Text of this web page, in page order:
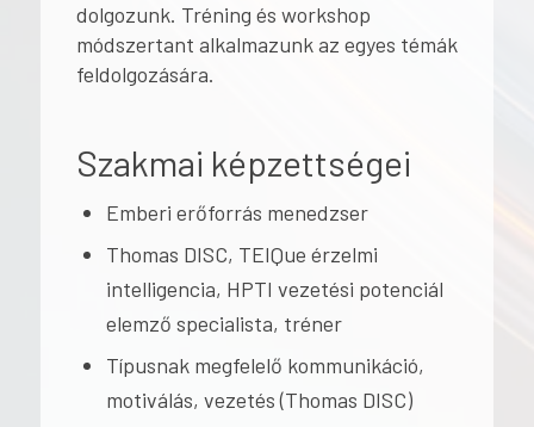
dolgozunk. Tréning és workshop
módszertant alkalmazunk az egyes témák
feldolgozására.
Szakmai képzettségei
Emberi erőforrás menedzser
Thomas DISC, TEIQue érzelmi
intelligencia, HPTI vezetési potenciál
elemző specialista, tréner
Típusnak megfelelő kommunikáció,
motiválás, vezetés (Thomas DISC)